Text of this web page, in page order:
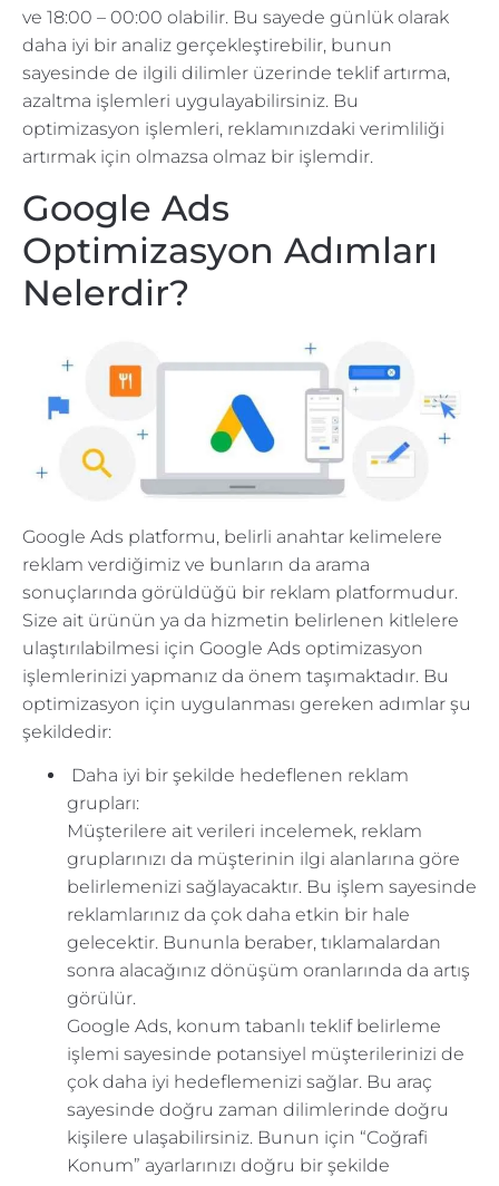
ve 18:00 – 00:00 olabilir. Bu sayede günlük olarak
daha iyi bir analiz gerçekleştirebilir, bunun
sayesinde de ilgili dilimler üzerinde teklif artırma,
azaltma işlemleri uygulayabilirsiniz. Bu
optimizasyon işlemleri, reklamınızdaki verimliliği
artırmak için olmazsa olmaz bir işlemdir.
Google Ads
Optimizasyon Adımları
Nelerdir?
Google Ads platformu, belirli anahtar kelimelere
reklam verdiğimiz ve bunların da arama
sonuçlarında görüldüğü bir reklam platformudur.
Size ait ürünün ya da hizmetin belirlenen kitlelere
ulaştırılabilmesi için Google Ads optimizasyon
işlemlerinizi yapmanız da önem taşımaktadır. Bu
optimizasyon için uygulanması gereken adımlar şu
şekildedir:
Daha iyi bir şekilde hedeflenen reklam
grupları:
Müşterilere ait verileri incelemek, reklam
gruplarınızı da müşterinin ilgi alanlarına göre
belirlemenizi sağlayacaktır. Bu işlem sayesinde
reklamlarınız da çok daha etkin bir hale
gelecektir. Bununla beraber, tıklamalardan
sonra alacağınız dönüşüm oranlarında da artış
görülür.
Google Ads, konum tabanlı teklif belirleme
işlemi sayesinde potansiyel müşterilerinizi de
çok daha iyi hedeflemenizi sağlar. Bu araç
sayesinde doğru zaman dilimlerinde doğru
kişilere ulaşabilirsiniz. Bunun için “Coğrafi
Konum” ayarlarınızı doğru bir şekilde